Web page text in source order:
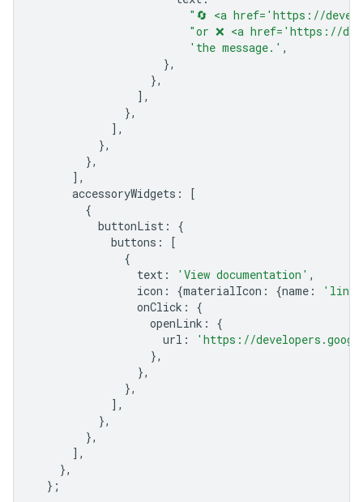
"🔄 <a href='https://
"or ❌ <a href='https://
'the message.' ,
},
},
],
},
],
},
},
],
accessoryWidgets :
[
{
buttonList :
{
buttons :
[
{
text : 'View documentation' ,
icon : {materialIcon : {name :
'link'
onClick :
{
openLink :
{
url :
'https://
},
},
},
],
},
},
],
},
};